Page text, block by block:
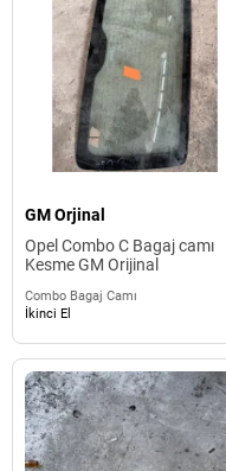
GM Orjinal
Opel Combo C Bagaj camı
Kesme GM Orijinal
Combo Bagaj Camı
İkinci El